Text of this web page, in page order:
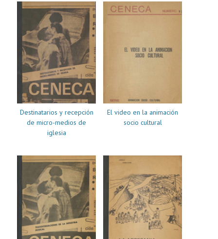
Destinatarios y recepción
de micro-medios de
iglesia
El video en la animación
socio cultural